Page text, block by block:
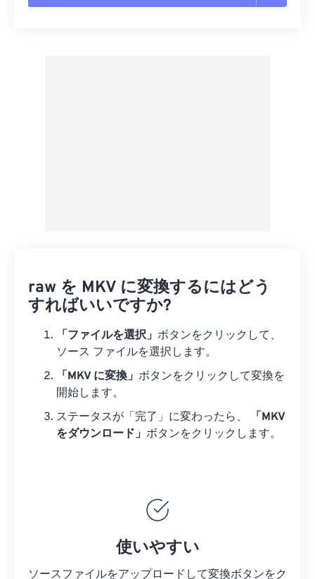
raw を MKV に変換するにはどう
すればいいですか?
「ファイルを選択」 ボタンをクリックして、
ソース ファイルを選択します。
「MKV に変換」 ボタンをクリックして変換を
開始します。
ステータスが「完了」に変わったら、
「MKV
をダウンロード」 ボタンをクリックします。
使いやすい
ソースファイルをアップロードして変換ボタンをク